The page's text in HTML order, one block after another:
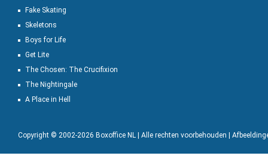
Fake Skating
Skeletons
Boys for Life
Get Lite
The Chosen: The Crucifixion
The Nightingale
A Place in Hell
Copyright © 2002-2026 Boxoffice NL | Alle rechten voorbehouden |